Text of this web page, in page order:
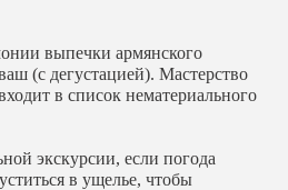
выпечки армянского
(с дегустацией). Мастерство
в список нематериального
экскурсии, если погода
в ущелье, чтобы